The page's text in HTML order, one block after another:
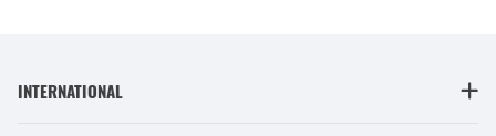
INTERNATIONAL